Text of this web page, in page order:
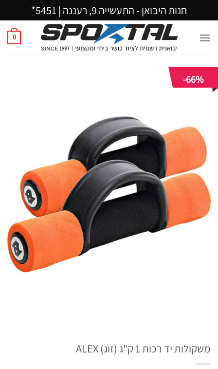
חנות היבואן - התעשייה 9, רעננה | 5451*
0
-66%
משקולות יד רכות 1 ק"ג (זוג) ALEX